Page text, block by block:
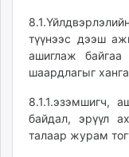
түүнээс дээш
ашиглаж байгаа
шаардлагыг
8.1.1.эзэмшигч,
байдал, эрүүл
талаар журам